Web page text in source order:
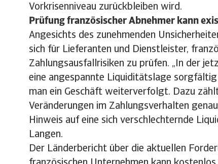
Vorkrisenniveau zurückbleiben wird.
Prüfung französischer Abnehmer kann
Angesichts des zunehmenden
sich für Lieferanten und Dienstleister,
Zahlungsausfallrisiken zu prüfen. „In der
eine angespannte Liquiditätslage
man ein Geschäft weiterverfolgt. Dazu
Veränderungen im Zahlungsverhalten
Hinweis auf eine sich verschlechternde
Langen.
Der Länderbericht über die aktuellen